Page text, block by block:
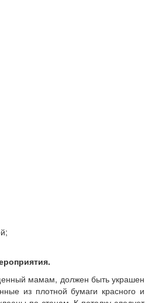
мамам, должен быть украшен
из плотной бумаги красного и